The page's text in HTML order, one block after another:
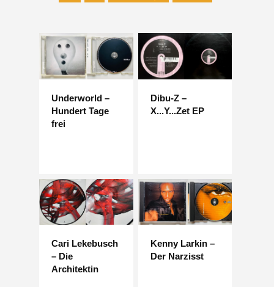
Underworld –
Hundert Tage
frei
Dibu-Z –
X...Y...Zet EP
Cari Lekebusch
– Die
Architektin
Kenny Larkin –
Der Narzisst